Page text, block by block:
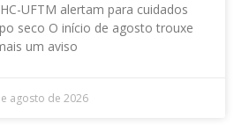
UFTM alertam para cuidados
seco O início de agosto trouxe
um aviso
agosto de 2026